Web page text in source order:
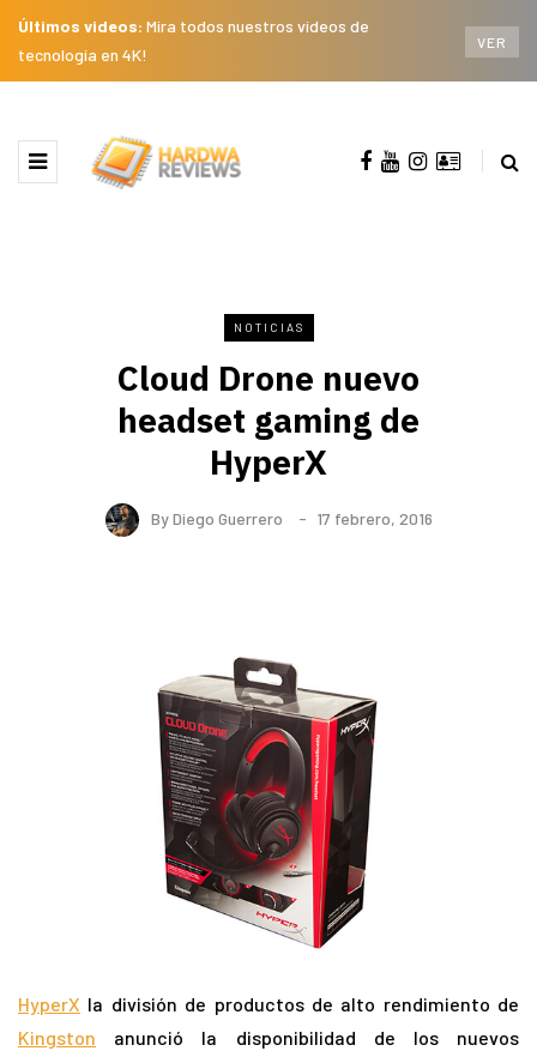
Últimos videos: Mira todos nuestros videos de
tecnología en 4K!
VER
NOTICIAS
Cloud Drone nuevo
headset gaming de
HyperX
ByDiego Guerrero 17 febrero, 2016
HyperX la división de productos de alto rendimiento de
Kingston anunció la disponibilidad de los nuevos